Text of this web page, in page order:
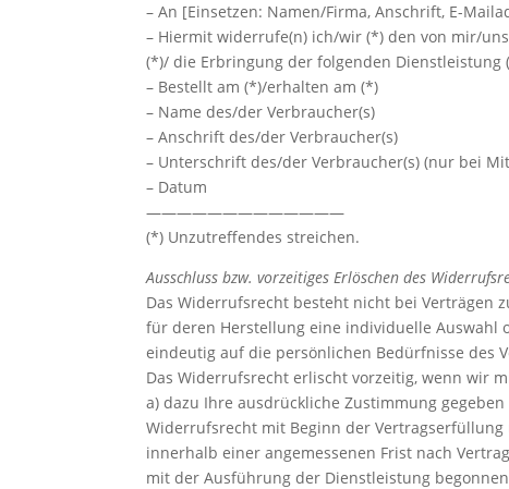
– An [Einsetzen: Namen/Firma, Anschrift, E-
– Hiermit widerrufe(n) ich/wir (*) den von mir/
(*)/ die Erbringung der folgenden Dienstleistung
– Bestellt am (*)/erhalten am (*)
– Name des/der Verbraucher(s)
– Anschrift des/der Verbraucher(s)
– Unterschrift des/der Verbraucher(s) (nur bei
– Datum
—————————————
(*) Unzutreffendes streichen.
Ausschluss bzw. vorzeitiges Erlöschen des
Das Widerrufsrecht besteht nicht bei Verträgen
für deren Herstellung eine individuelle Auswahl
eindeutig auf die persönlichen Bedürfnisse des
Das Widerrufsrecht erlischt vorzeitig, wenn wir
a) dazu Ihre ausdrückliche Zustimmung
Widerrufsrecht mit Beginn der
innerhalb einer angemessenen Frist nach
mit der Ausführung der Dienstleistung